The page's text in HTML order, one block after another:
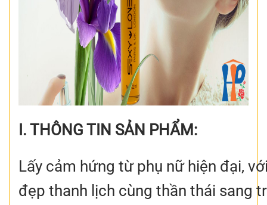
I. THÔNG TIN SẢN PHẨM:
Lấy cảm hứng từ phụ nữ hiện đại,
đẹp thanh lịch cùng thần thái sang